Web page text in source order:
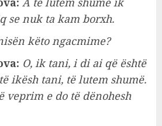
se nuk ta kam borxh.
këto ngacmime?
O, ik tani, i di ai që është
ikësh tani, të lutem shumë.
veprim e do të dënohesh